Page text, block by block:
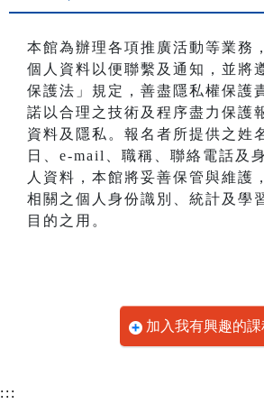
本館為辦理各項推廣活動等業務
個人資料以便聯繫及通知，並將
保護法」規定，善盡隱私權保護
諾以合理之技術及程序盡力保護
資料及隱私。報名者所提供之姓
日、e-mail、職稱、聯絡電話及
人資料，本館將妥善保管與維護
相關之個人身份識別、統計及學
目的之用。
加入我有興趣的課
:::